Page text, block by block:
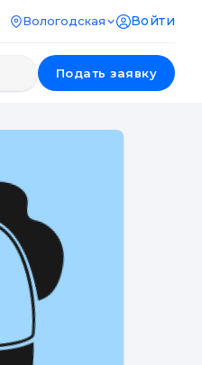
Вологодская Войти
Подать заявку